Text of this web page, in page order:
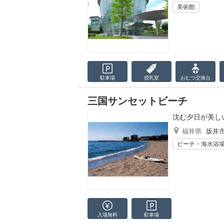
美術館
駐車場 授乳室 おむつ交換台
三国サンセットビーチ
沈む夕日が美し
福井県 坂井
ビーチ・海水浴
入場無料 駐車場